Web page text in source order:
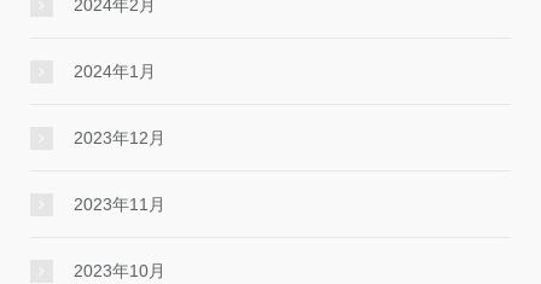
2024年2月
2024年1月
2023年12月
2023年11月
2023年10月